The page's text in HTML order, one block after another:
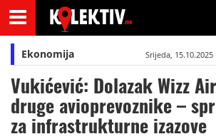
Ekonomija Srijeda,
Vukićević: Dolazak Wizz
druge avioprevoznike –
za infrastrukturne izazove